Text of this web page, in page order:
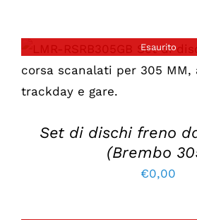
Esaurito
DETTAGLI
Set di dischi freno
(Brembo
€0,00